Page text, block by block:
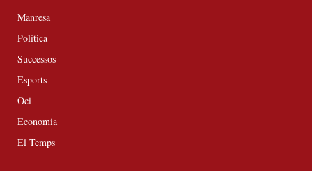
Manresa
Política
Successos
Esports
Oci
Economia
El Temps